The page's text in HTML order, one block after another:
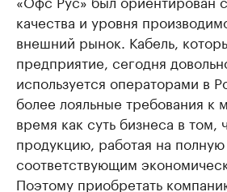
качества и уровня
внешний рынок. Кабель,
предприятие, сегодня
используется операторами в
более лояльные требования к
время как суть бизнеса в том,
продукцию, работая на
соответствующим
Поэтому приобретать